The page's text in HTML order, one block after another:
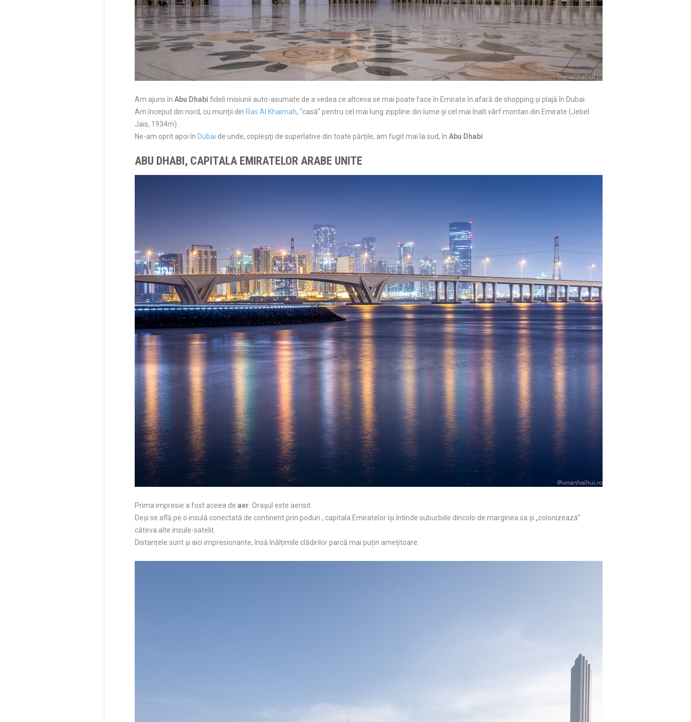
Am ajuns în Abu Dhabi fideli misiunii auto-asumate de a vedea ce altceva se mai poate face în Emirate în afară de shopping și plajă în Dubai.
Am început din nord, cu munții din Ras Al Khaimah, “casă” pentru cel mai lung zippline din lume și cel mai înalt vârf montan din Emirate (Jebel
Jais, 1934m).
Ne-am oprit apoi în Dubai de unde, copleșiți de superlative din toate părțile, am fugit mai la sud, în Abu Dhabi
ABU DHABI, CAPITALA EMIRATELOR ARABE UNITE
Prima impresie a fost aceea de aer . Orașul este aerisit.
Deși se află pe o insulă conectată de continent prin poduri , capitala Emiratelor își întinde suburbiile dincolo de marginea sa și „colonizează”
câteva alte insule-satelit.
Distanțele sunt și aici impresionante, însă înălțimile clădirilor parcă mai puțin amețitoare.